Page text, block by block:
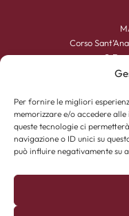
Per fornire le migliori
memorizzare e/o accedere
queste tecnologie ci
navigazione o ID unici su
può influire negativamente su
Corso
C.F. e